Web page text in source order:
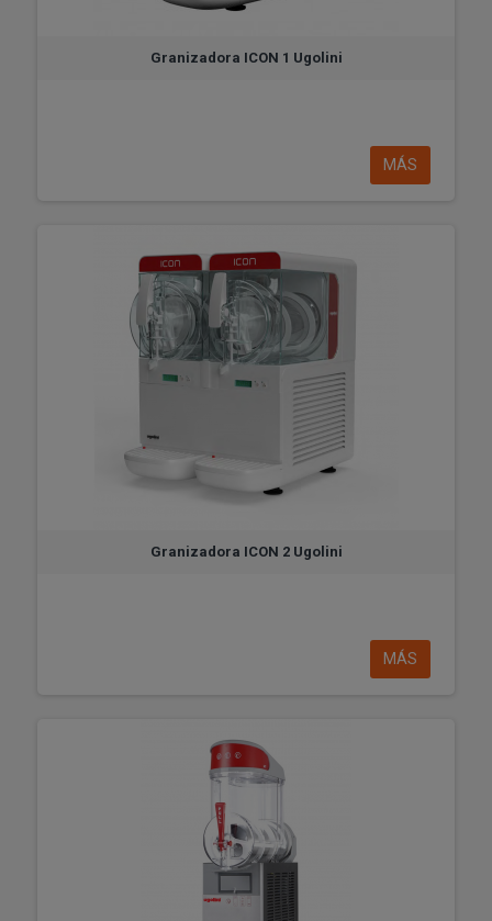
Granizadora ICON 1 Ugolini
MÁS
Granizadora ICON 2 Ugolini
MÁS